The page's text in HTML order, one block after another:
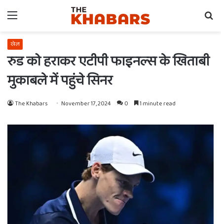
Menu
खेल
रुड को हराकर एटीपी फाइनल्स के खिताबी
मुकाबले में पहुंचे सिनर
The Khabars November 17, 2024 0 1 minute read